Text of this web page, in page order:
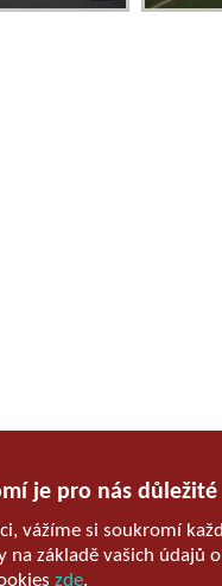
je pro nás důležité
vážíme si soukromí
na základě vašich údajů
zde.